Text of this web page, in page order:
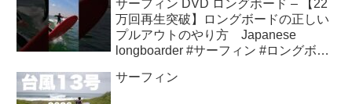
サーフィン DVD ロングボード – 【22
万回再生突破】ロングボードの正しい
プルアウトのやり方 Japanese
longboarder #サーフィン #ロングボー
サーフィン